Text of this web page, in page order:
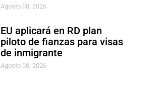
Agosto 08, 2026
EU aplicará en RD plan
piloto de fianzas para visas
de inmigrante
Agosto 08, 2026